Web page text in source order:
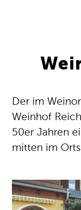
Der im
Weinhof
50er Jahren
mitten im